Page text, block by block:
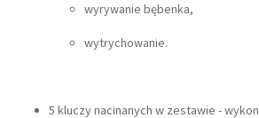
wyrywanie bębenka,
wytrychowanie.
5 kluczy nacinanych w zestawie -